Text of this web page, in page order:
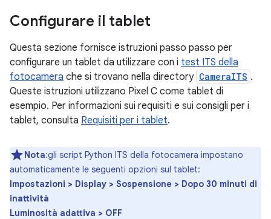
Configurare il tablet
Questa sezione fornisce istruzioni passo passo per
configurare un tablet da utilizzare con i test ITS della
fotocamera che si trovano nella directory CameraITS .
Queste istruzioni utilizzano Pixel C come tablet di
esempio. Per informazioni sui requisiti e sui consigli per i
tablet, consulta Requisiti per i tablet.
Nota:gli script Python ITS della fotocamera impostano
automaticamente le seguenti opzioni sul tablet:
Impostazioni > Display > Sospensione > Dopo 30 minuti di
inattività
Luminosità adattiva > OFF